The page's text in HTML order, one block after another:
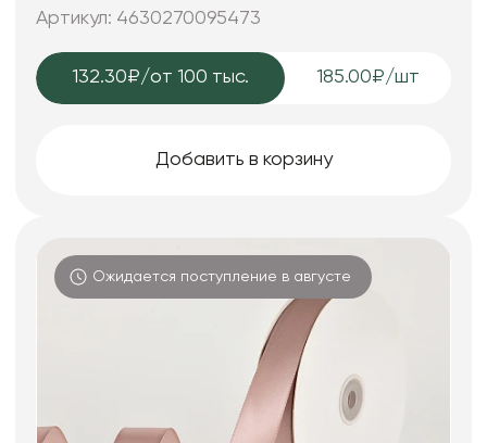
Артикул: 4630270095473
132.30₽/от 100 тыс. 185.00₽/шт
Добавить в корзину
Ожидается поступление в августе